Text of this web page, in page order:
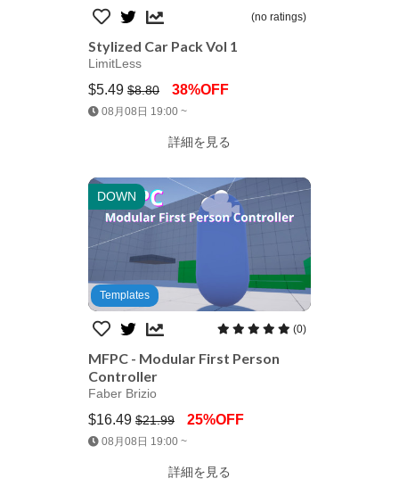
(no ratings)
Stylized Car Pack Vol 1
LimitLess
$5.49 $8.80 38%OFF
08月08日 19:00 ~
詳細を見る
DOWN
Jump AssetStore
Templates
(0)
MFPC - Modular First Person
Controller
Faber Brizio
$16.49 $21.99 25%OFF
08月08日 19:00 ~
詳細を見る
Jump AssetStore